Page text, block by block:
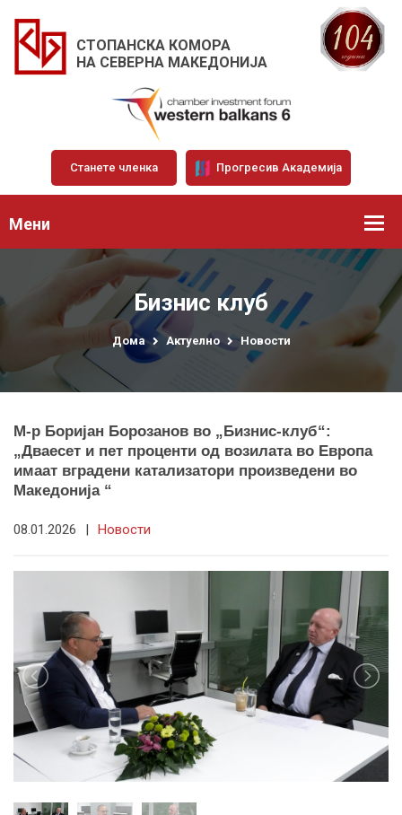
СТОПАНСКА КОМОРА
НА СЕВЕРНА МАКЕДОНИЈА
Станете членка Прогресив Академија
Мени
Бизнис клуб
Дома Актуелно Новости
М-р Боријан Борозанов во „Бизнис-клуб“:
„Дваесет и пет проценти од возилата во Европа
имаат вградени катализатори произведени во
Македонија “
08.01.2026 | Новости